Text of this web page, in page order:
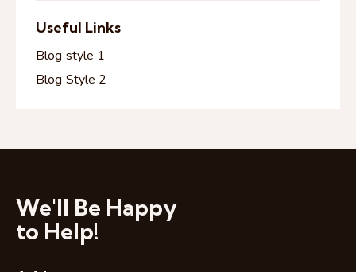
Useful Links
Blog style 1
Blog Style 2
We'll Be Happy
to Help!